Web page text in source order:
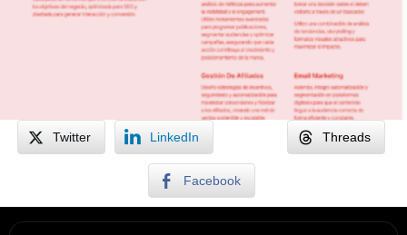
Twitter LinkedIn Threads
Facebook